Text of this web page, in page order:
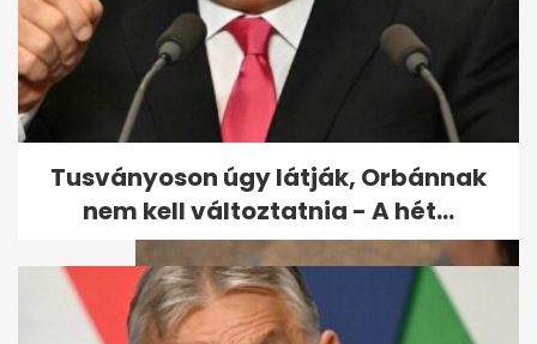
Leállt a Jazz TV: a
tulajdonosok szerint a
finanszírozás vitte...
Tusványoson úgy látják, Orbánnak
nem kell változtatnia - A hét...